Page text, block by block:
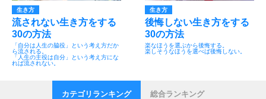
生き方
流されない生き方をする
30の方法
「自分は人生の脇役」という考え方だか
ら流される。
「人生の主役は自分」という考え方にな
れば流されない。
生き方
後悔しない生き方をする
30の方法
楽なほうを選ぶから後悔する。
楽しそうなほうを選べば後悔しない。
カテゴリランキング 総合ランキング